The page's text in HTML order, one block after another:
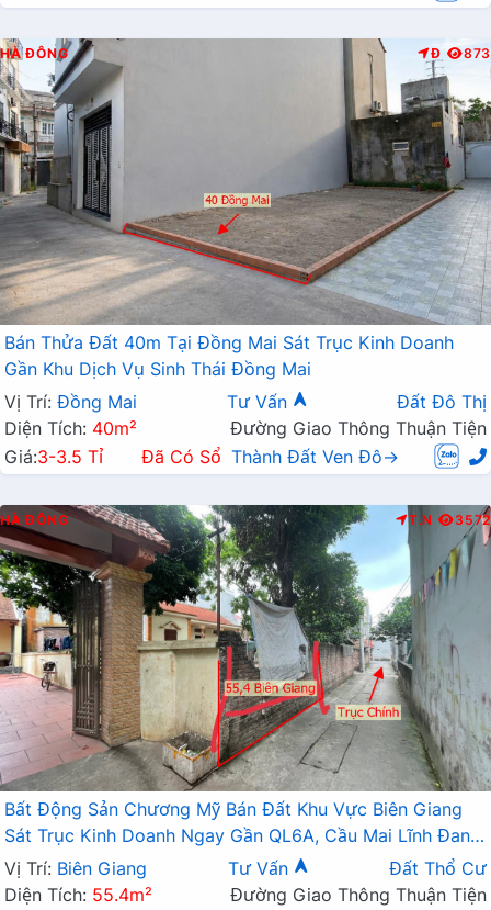
HÀ ĐÔNG Đ 873
Bán Thửa Đất 40m Tại Đồng Mai Sát Trục Kinh Doanh
Gần Khu Dịch Vụ Sinh Thái Đồng Mai
Vị Trí: Đồng Mai Tư Vấn
Đất Đô Thị
Diện Tích: 40m²
Đường Giao Thông Thuận Tiện
Giá:3-3.5 Tỉ Đã Có Sổ Thành Đất Ven Đô→
HÀ ĐÔNG T.N 3572
Bất Động Sản Chương Mỹ Bán Đất Khu Vực Biên Giang
Sát Trục Kinh Doanh Ngay Gần QL6A, Cầu Mai Lĩnh Đang
Mở Rộng
Vị Trí: Biên Giang Tư Vấn
Đất Thổ Cư
Diện Tích: 55.4m²
Đường Giao Thông Thuận Tiện